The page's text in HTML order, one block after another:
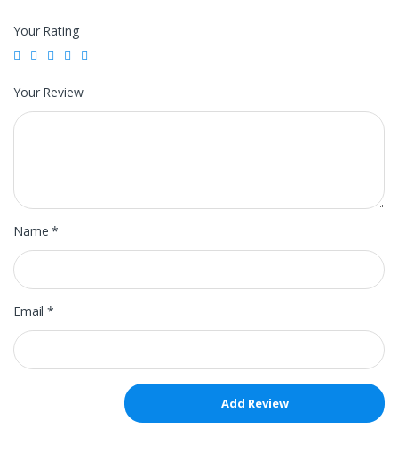
Your Rating
Your Review
Name*
Email*